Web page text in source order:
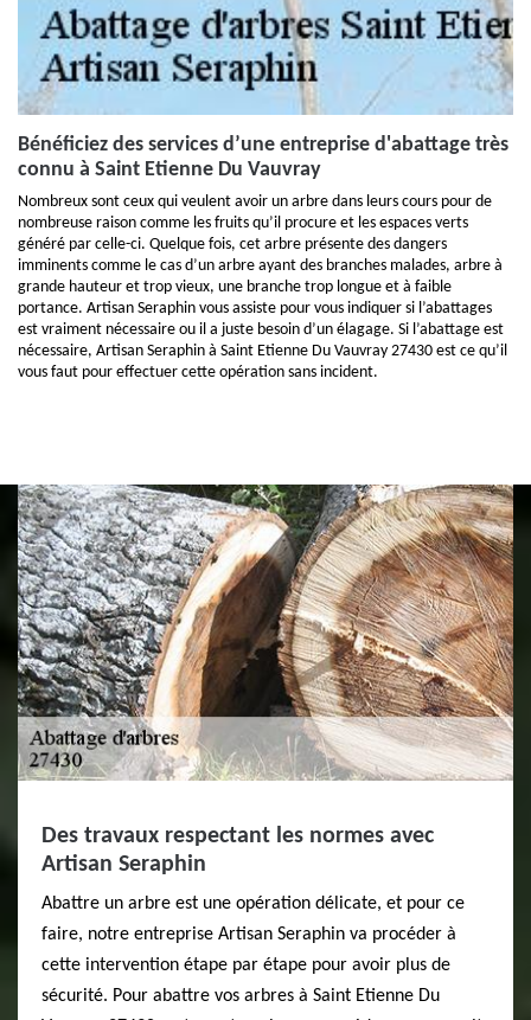
Bénéficiez des services d’une entreprise d'abattage très
connu à Saint Etienne Du Vauvray
Nombreux sont ceux qui veulent avoir un arbre dans leurs cours pour de
nombreuse raison comme les fruits qu’il procure et les espaces verts
généré par celle-ci. Quelque fois, cet arbre présente des dangers
imminents comme le cas d’un arbre ayant des branches malades, arbre à
grande hauteur et trop vieux, une branche trop longue et à faible
portance. Artisan Seraphin vous assiste pour vous indiquer si l’abattages
est vraiment nécessaire ou il a juste besoin d’un élagage. Si l’abattage est
nécessaire, Artisan Seraphin à Saint Etienne Du Vauvray 27430 est ce qu’il
vous faut pour effectuer cette opération sans incident.
Des travaux respectant les normes avec
Artisan Seraphin
Abattre un arbre est une opération délicate, et pour ce
faire, notre entreprise Artisan Seraphin va procéder à
cette intervention étape par étape pour avoir plus de
sécurité. Pour abattre vos arbres à Saint Etienne Du